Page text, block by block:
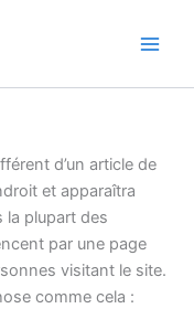
d’un article de
et apparaîtra
la plupart des
par une page
visitant le site.
comme cela :